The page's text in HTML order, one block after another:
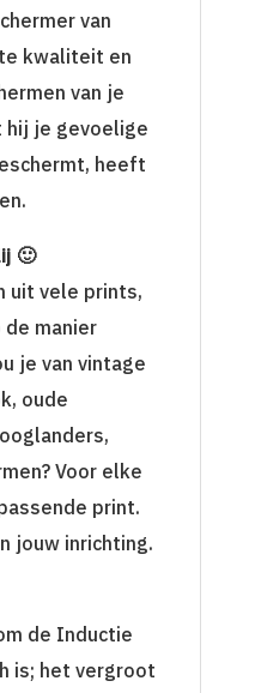
van
kwaliteit en
van je
hij je gevoelige
heeft
🙂
uit vele prints,
manier
je van vintage
oude
Voor elke
print.
jouw inrichting.
de Inductie
is; het vergroot